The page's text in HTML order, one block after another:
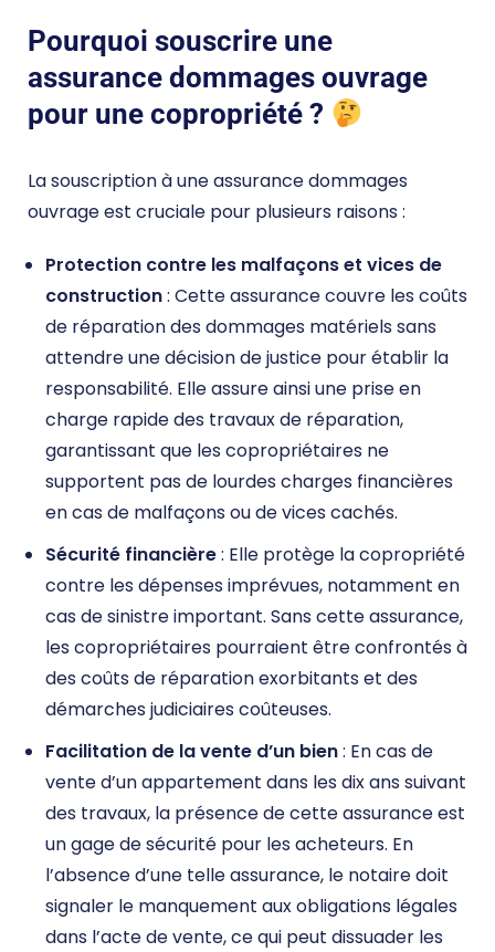
Pourquoi souscrire une
assurance dommages ouvrage
pour une copropriété ?
La souscription à une assurance dommages
ouvrage est cruciale pour plusieurs raisons :
Protection contre les malfaçons et vices de
construction: Cette assurance couvre les coûts
de réparation des dommages matériels sans
attendre une décision de justice pour établir la
responsabilité. Elle assure ainsi une prise en
charge rapide des travaux de réparation,
garantissant que les copropriétaires ne
supportent pas de lourdes charges financières
en cas de malfaçons ou de vices cachés.
Sécurité financière: Elle protège la copropriété
contre les dépenses imprévues, notamment en
cas de sinistre important. Sans cette assurance,
les copropriétaires pourraient être confrontés à
des coûts de réparation exorbitants et des
démarches judiciaires coûteuses.
Facilitation de la vente d’un bien: En cas de
vente d’un appartement dans les dix ans suivant
des travaux, la présence de cette assurance est
un gage de sécurité pour les acheteurs. En
l’absence d’une telle assurance, le notaire doit
signaler le manquement aux obligations légales
dans l’acte de vente, ce qui peut dissuader les